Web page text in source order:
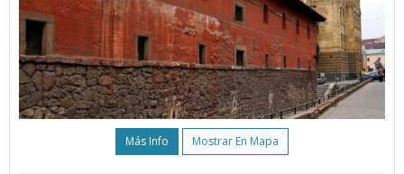
Más Info Mostrar En Mapa